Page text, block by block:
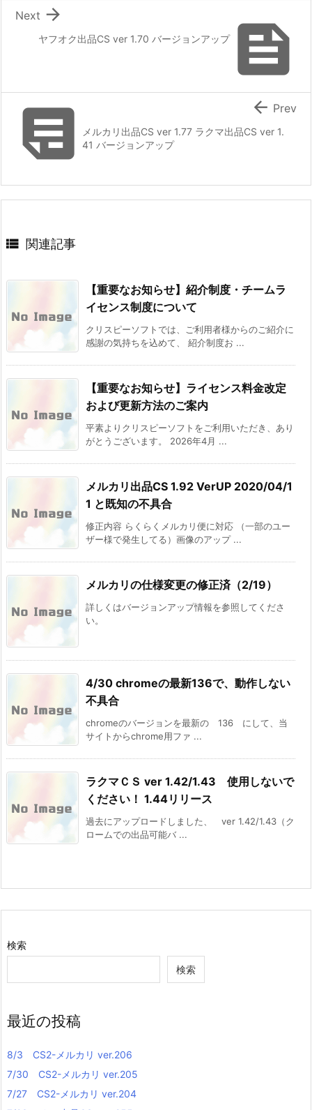

ヤフオク出品CS ver 1.70 バージョンアップ

Next
メルカリ出品CS ver 1.77 ラクマ出品CS ver 1.
41 バージョンアップ
 Prev
 関連記事
【重要なお知らせ】紹介制度・チームラ
イセンス制度について
クリスピーソフトでは、ご利用者様からのご紹介に
感謝の気持ちを込めて、 紹介制度お ...
【重要なお知らせ】ライセンス料金改定
および更新方法のご案内
平素よりクリスピーソフトをご利用いただき、あり
がとうございます。 2026年4月 ...
メルカリ出品CS 1.92 VerUP 2020/04/1
1 と既知の不具合
修正内容 らくらくメルカリ便に対応 （一部のユー
ザー様で発生してる）画像のアップ ...
メルカリの仕様変更の修正済（2/19）
詳しくはバージョンアップ情報を参照してくださ
い。
4/30 chromeの最新136で、動作しない
不具合
chromeのバージョンを最新の 136 にして、当
サイトからchrome用ファ ...
ラクマＣＳ ver 1.42/1.43 使用しないで
ください！ 1.44リリース
過去にアップロードしました、 ver 1.42/1.43（ク
ロームでの出品可能バ ...
検索
検索
最近の投稿
8/3 CS2-メルカリ ver.206
7/30 CS2-メルカリ ver.205
7/27 CS2-メルカリ ver.204